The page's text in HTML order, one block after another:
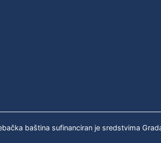
baština sufinanciran je sredstvima